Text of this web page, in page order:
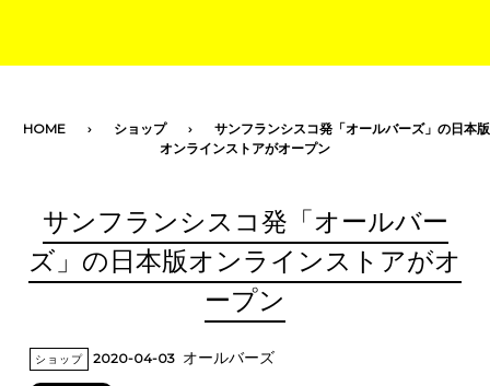
HOME ショップ
サンフランシスコ発「オールバーズ」の日本版
オンラインストアがオープン
サンフランシスコ発「オールバー
ズ」の日本版オンラインストアがオ
ープン
ショップ 2020-04-03 オールバーズ